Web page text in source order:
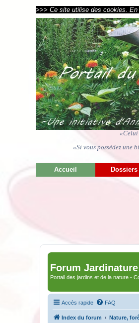
>>> Ce site utilise des cookies.
«Celui
«Si vous possédez une
Accueil
Forum
Portail des jardins et de la nature -
Accès rapide FAQ
Index du forum Nature,